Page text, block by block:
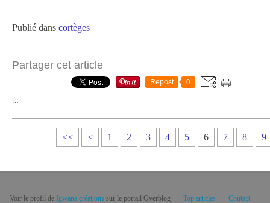
Publié dans cortèges
Partager cet article
Repost 0
<< < 1 2 3 4 5 6 7 8 9
Voir le profil de Igwana créationssur le portail Overblog Top articles Contact